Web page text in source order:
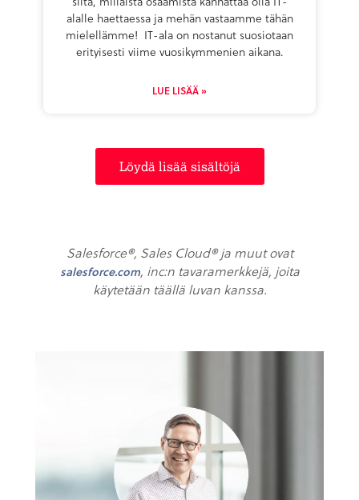
alalle haettaessa ja mehän vastaamme tähän
mielellämme! IT-ala on nostanut suosiotaan
erityisesti viime vuosikymmenien aikana.
LUE LISÄÄ »
Löydä lisää sisältöjä
Salesforce®, Sales Cloud® ja muut ovat
salesforce.com, inc:n tavaramerkkejä, joita
käytetään täällä luvan kanssa.